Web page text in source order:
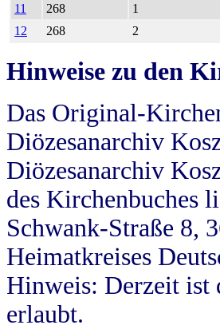
11
268 1
12
268 2
Hinweise zu den
Das Original-
Diözesanarchiv
Diözesanarchiv
des Kirchenbuches
Schwank-Straße 8,
Heimatkreises
Hinweis: Derzeit ist
erlaubt.